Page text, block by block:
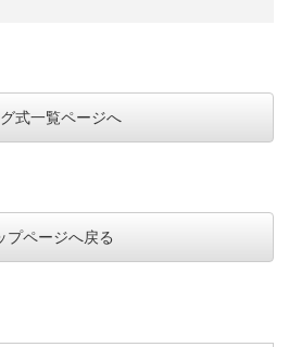
式一覧ページへ
プページへ戻る